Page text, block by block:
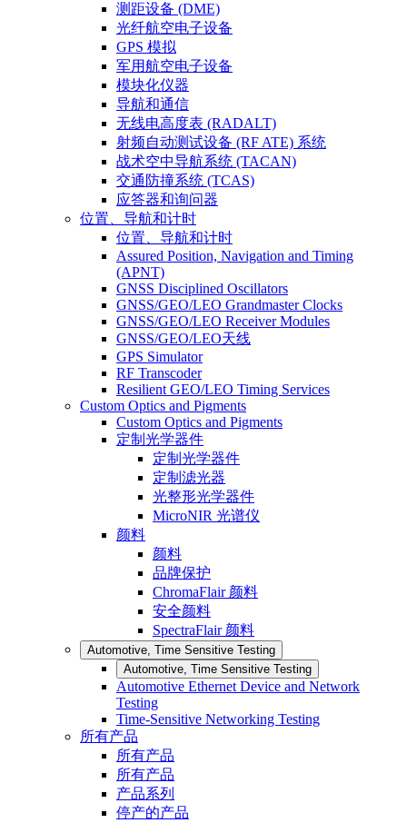
测距设备 (DME)
光纤航空电子设备
GPS 模拟
军用航空电子设备
模块化仪器
导航和通信
无线电高度表 (RADALT)
射频自动测试设备 (RF ATE) 系统
战术空中导航系统 (TACAN)
交通防撞系统 (TCAS)
应答器和询问器
位置、导航和计时
位置、导航和计时
Assured Position, Navigation and Timing
(APNT)
GNSS Disciplined Oscillators
GNSS/GEO/LEO Grandmaster Clocks
GNSS/GEO/LEO Receiver Modules
GNSS/GEO/LEO天线
GPS Simulator
RF Transcoder
Resilient GEO/LEO Timing Services
Custom Optics and Pigments
Custom Optics and Pigments
定制光学器件
定制光学器件
定制滤光器
光整形光学器件
MicroNIR 光谱仪
颜料
颜料
品牌保护
ChromaFlair 颜料
安全颜料
SpectraFlair 颜料
Automotive, Time Sensitive Testing
Automotive, Time Sensitive Testing
Automotive Ethernet Device and Network
Testing
Time-Sensitive Networking Testing
所有产品
所有产品
所有产品
产品系列
停产的产品